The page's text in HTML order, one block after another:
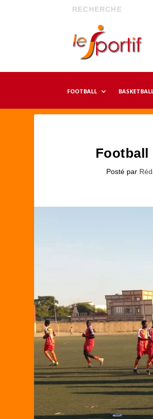
FOOTBALL
Football
Posté par